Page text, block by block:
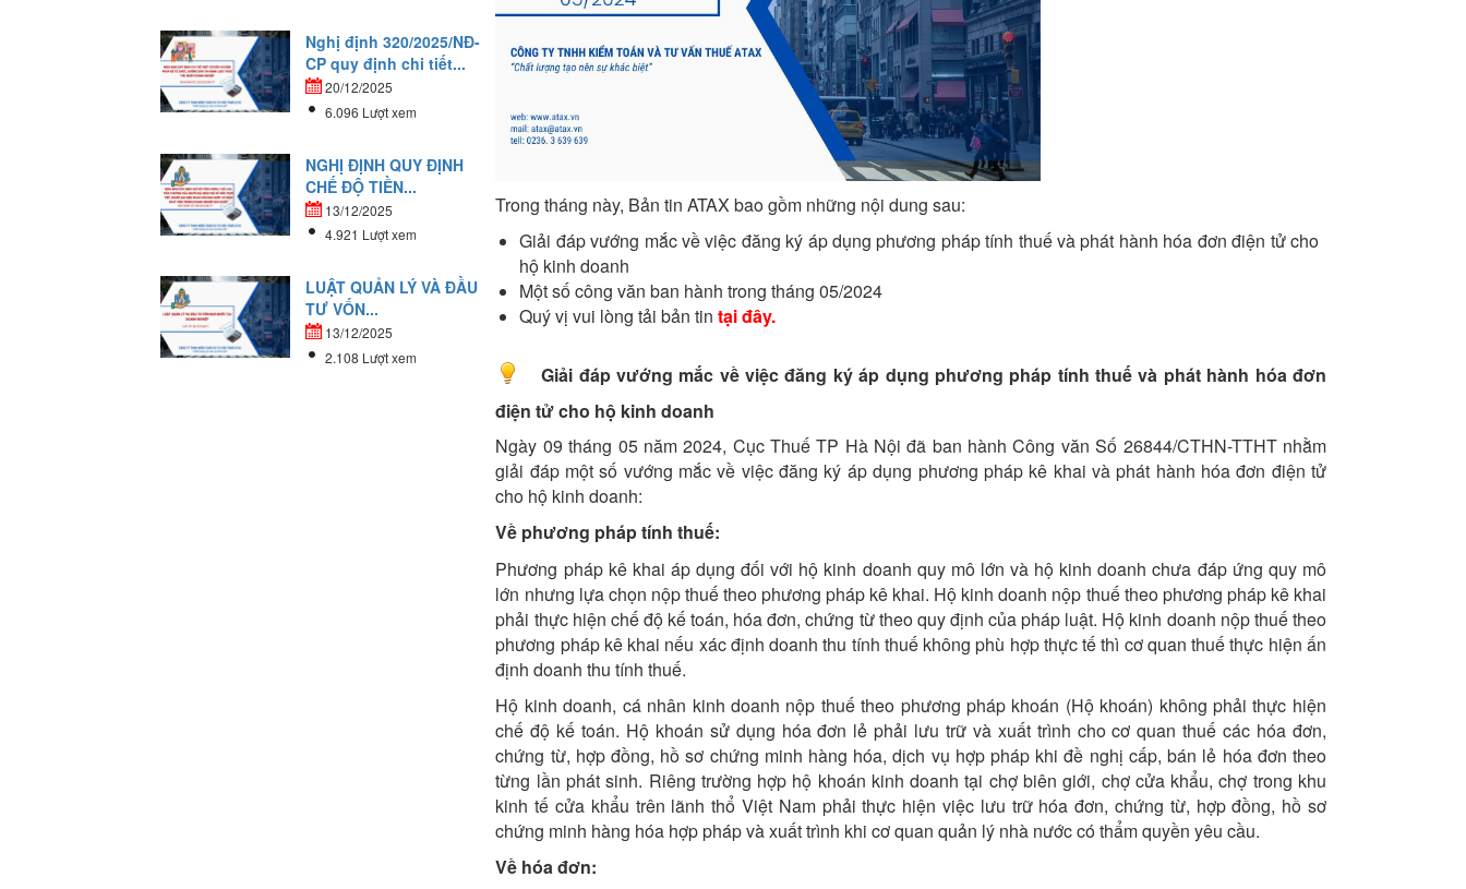
Nghị định 320/2025/NĐ-
CP quy định chi tiết...
20/12/2025
6.096 Lượt xem
NGHỊ ĐỊNH QUY ĐỊNH
CHẾ ĐỘ TIỀN...
13/12/2025
4.921 Lượt xem
LUẬT QUẢN LÝ VÀ ĐẦU
TƯ VỐN...
13/12/2025
2.108 Lượt xem
Trong tháng này, Bản tinATAX bao gồm những nội dung sau:
Giải đáp vướng mắc về việc đăng ký áp dụng phương pháp tính thuế và phát hành hóa đơn điện tử cho
hộ kinh doanh
Một số công văn ban hành trong tháng 05/2024
Quý vị vui lòng tải bản tin tại đây.
Giải đáp vướng mắc về việc đăng ký áp dụng phương pháp tính thuế và phát hành hóa đơn
điện tử cho hộ kinh doanh
Ngày 09 tháng 05 năm 2024, Cục Thuế TP Hà Nội đã ban hành Công văn Số 26844/CTHN-TTHT nhằm
giải đáp một số vướng mắc về việc đăng ký áp dụng phương pháp kê khai và phát hành hóa đơn điện tử
cho hộ kinh doanh:
Về phương pháp tính thuế:
Phương pháp kê khai áp dụng đối với hộ kinh doanh quy mô lớn và hộ kinh doanh chưa đáp ứng quy mô
lớn nhưng lựa chọn nộp thuế theo phương pháp kê khai. Hộ kinh doanh nộp thuế theo phương pháp kê khai
phải thực hiện chế độ kế toán, hóa đơn, chứng từ theo quy định của pháp luật. Hộ kinh doanh nộp thuế theo
phương pháp kê khai nếu xác định doanh thu tính thuế không phù hợp thực tế thì cơ quan thuế thực hiện ấn
định doanh thu tính thuế.
Hộ kinh doanh, cá nhân kinh doanh nộp thuế theo phương pháp khoán (Hộ khoán) không phải thực hiện
chế độ kế toán. Hộ khoán sử dụng hóa đơn lẻ phải lưu trữ và xuất trình cho cơ quan thuế các hóa đơn,
chứng từ, hợp đồng, hồ sơ chứng minh hàng hóa, dịch vụ hợp pháp khi đề nghị cấp, bán lẻ hóa đơn theo
từng lần phát sinh. Riêng trường hợp hộ khoán kinh doanh tại chợ biên giới, chợ cửa khẩu, chợ trong khu
kinh tế cửa khẩu trên lãnh thổ Việt Nam phải thực hiện việc lưu trữ hóa đơn, chứng từ, hợp đồng, hồ sơ
chứng minh hàng hóa hợp pháp và xuất trình khi cơ quan quản lý nhà nước có thẩm quyền yêu cầu.
Về hóa đơn: